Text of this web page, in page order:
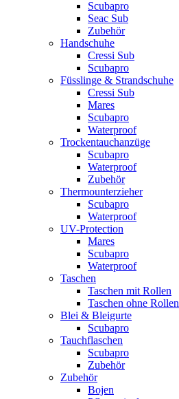
Scubapro
Seac Sub
Zubehör
Handschuhe
Cressi Sub
Scubapro
Füsslinge & Strandschuhe
Cressi Sub
Mares
Scubapro
Waterproof
Trockentauchanzüge
Scubapro
Waterproof
Zubehör
Thermounterzieher
Scubapro
Waterproof
UV-Protection
Mares
Scubapro
Waterproof
Taschen
Taschen mit Rollen
Taschen ohne Rollen
Blei & Bleigurte
Scubapro
Tauchflaschen
Scubapro
Zubehör
Zubehör
Bojen